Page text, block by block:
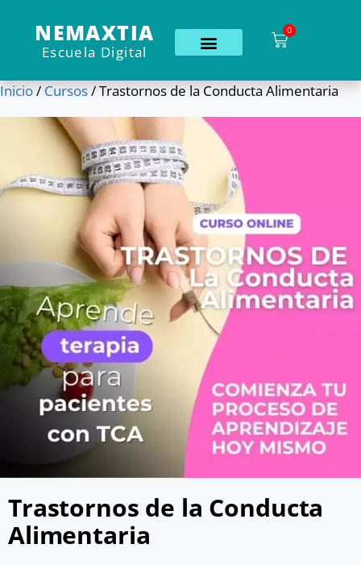
NEMAXTIA
Escuela Digital
0
Inicio/Cursos/ Trastornos de la Conducta Alimentaria
Trastornos de la Conducta
Alimentaria